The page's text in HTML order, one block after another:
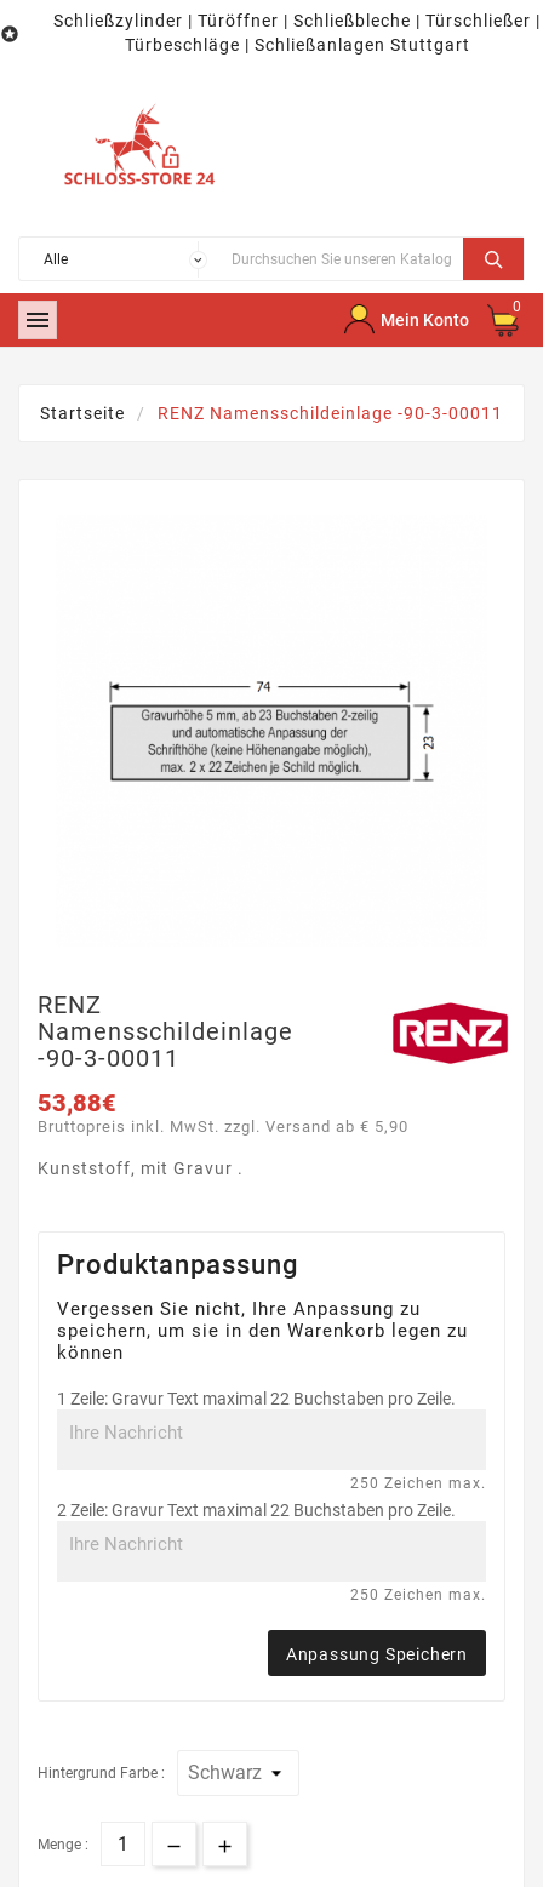

Schließzylinder | Türöffner | Schließbleche | Türschließer |
Türbeschläge | Schließanlagen Stuttgart
 Mein Konto
0
Startseite RENZ Namensschildeinlage -90-3-00011
RENZ
Namensschildeinlage
-90-3-00011
53,88€
Bruttopreis inkl. MwSt. zzgl. Versand ab € 5,90
Kunststoff, mit Gravur .
Produktanpassung
Vergessen Sie nicht, Ihre Anpassung zu
speichern, um sie in den Warenkorb legen zu
können
1 Zeile: Gravur Text maximal 22 Buchstaben pro Zeile.
250 Zeichen max.
2 Zeile: Gravur Text maximal 22 Buchstaben pro Zeile.
250 Zeichen max.
Anpassung Speichern
Hintergrund Farbe :
Menge :